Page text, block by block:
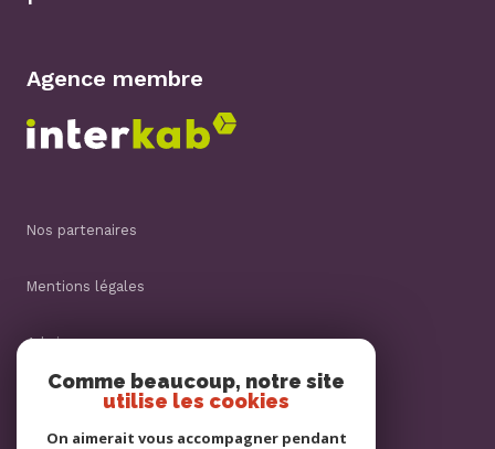
Agence membre
nos partenaires
mentions légales
admin
nos honoraires
Comme beaucoup, notre site
utilise les cookies
On aimerait vous accompagner pendant